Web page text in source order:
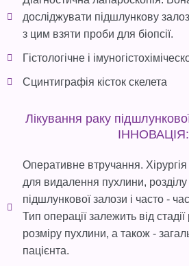
досліджувати підшлункову
з цим взяти проби для біопсії.
Гістологічне і
Сцинтиграфія кісток скелета
Лікування раку
ІННОВАЦІЯ:
Оперативне втручання.
для видалення пухлини, розділу
підшлункової залози і часто -
Тип операції залежить від
розміру пухлини, а також -
пацієнта.